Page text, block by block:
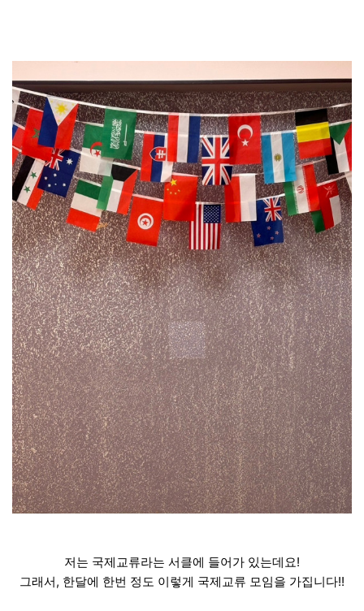
저는 국제교류라는 서클에 들어가 있는데요!
그래서, 한달에 한번 정도 이렇게 국제교류 모임을 가집니다!!